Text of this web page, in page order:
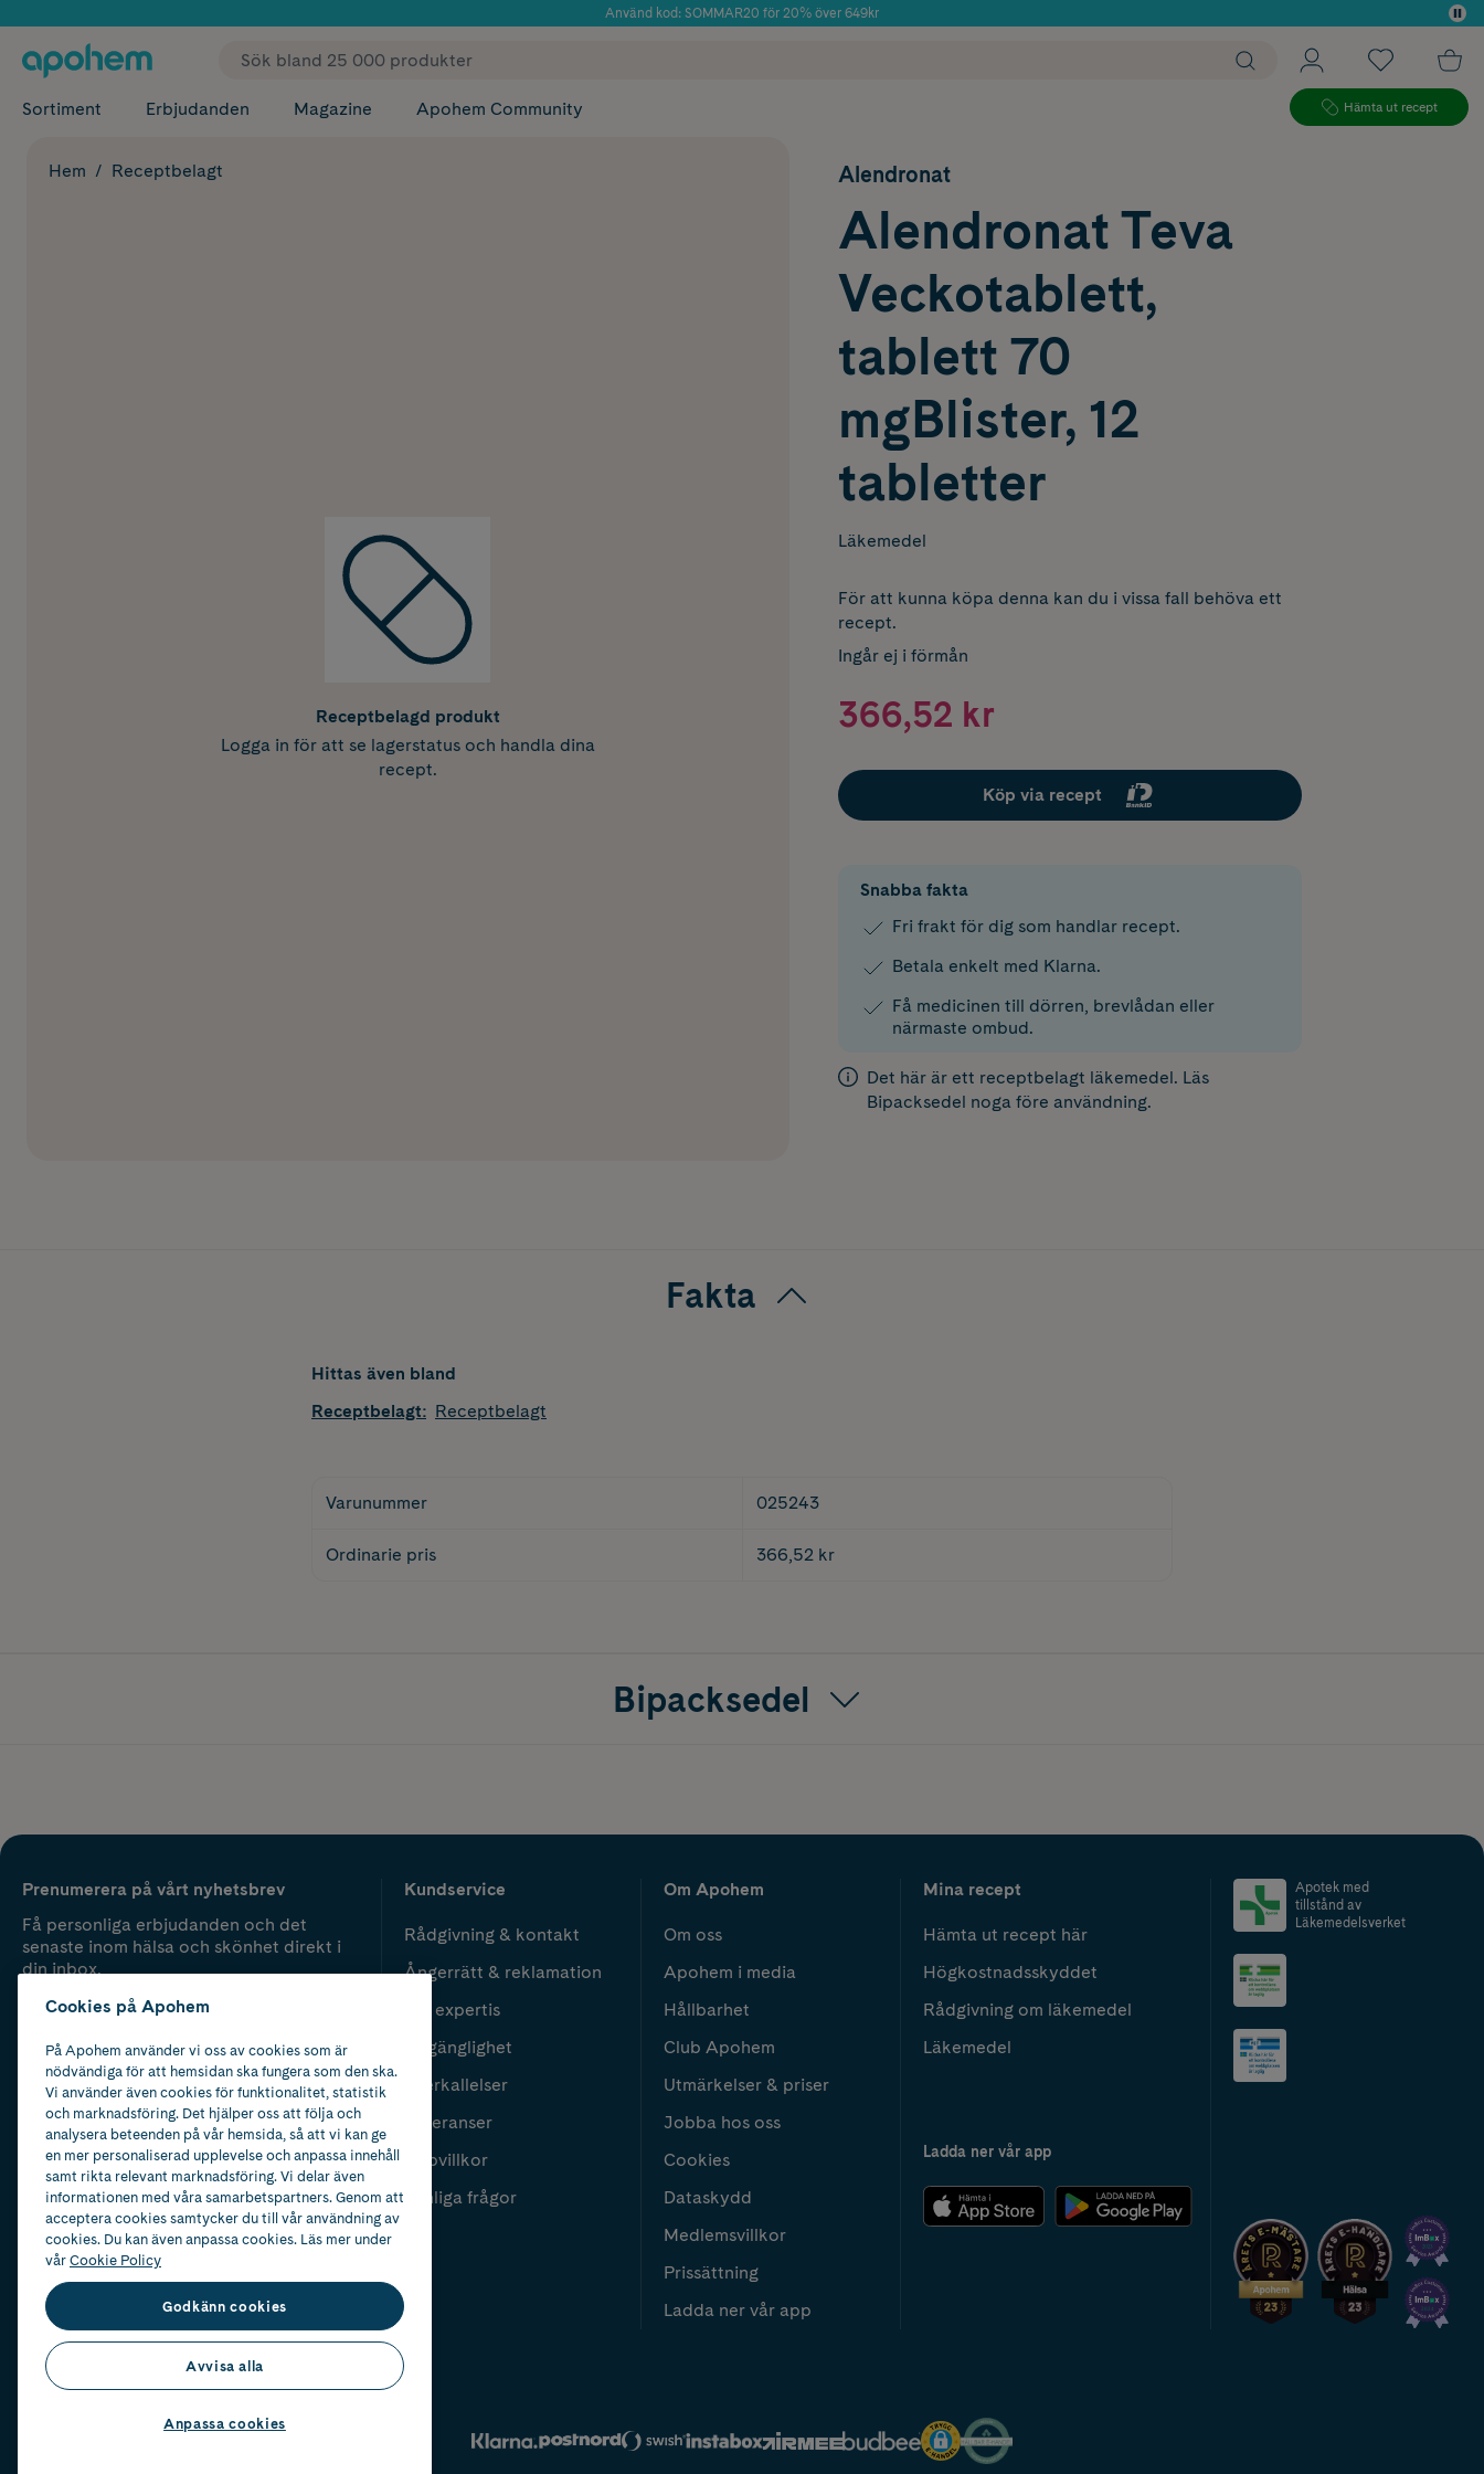
Använd kod: SOMMAR20 för 20% över 649kr
✓ Fri frakt
Sortiment Erbjudanden Magazine Apohem Community Hämta ut recept
Hem Receptbelagt
Receptbelagd produkt
Logga in för att se lagerstatus och handla dina
recept.
Alendronat
Alendronat Teva
Veckotablett,
tablett 70
mgBlister, 12
tabletter
Läkemedel
För att kunna köpa denna kan du i vissa fall behöva ett
recept.
Ingår ej i förmån
366,52 kr
Köp via recept
Snabba fakta
Fri frakt för dig som handlar recept.
Betala enkelt med Klarna.
Få medicinen till dörren, brevlådan eller
närmaste ombud.
Det här är ett receptbelagt läkemedel. Läs
Bipacksedel noga före användning.
Fakta
Hittas även bland
Receptbelagt: Receptbelagt
Varunummer 025243
Ordinarie pris 366,52 kr
Bipacksedel
Prenumerera på vårt nyhetsbrev
Få personliga erbjudanden och det
senaste inom hälsa och skönhet direkt i
din inbox.
Kundservice
Rådgivning & kontakt
Ångerrätt & reklamation
Vår expertis
Tillgänglighet
Återkallelser
Leveranser
Köpvillkor
Vanliga frågor
Om Apohem
Om oss
Apohem i media
Hållbarhet
Club Apohem
Utmärkelser & priser
Jobba hos oss
Cookies
Dataskydd
Medlemsvillkor
Prissättning
Ladda ner vår app
Mina recept
Hämta ut recept här
Högkostnadsskyddet
Rådgivning om läkemedel
Läkemedel
Ladda ner vår app
Apotek med
tillstånd av
Läkemedelsverket
2024
Cookies på Apohem
På Apohem använder vi oss av cookies som är
nödvändiga för att hemsidan ska fungera som den ska.
Vi använder även cookies för funktionalitet, statistik
och marknadsföring. Det hjälper oss att följa och
analysera beteenden på vår hemsida, så att vi kan ge
en mer personaliserad upplevelse och anpassa innehåll
samt rikta relevant marknadsföring. Vi delar även
informationen med våra samarbetspartners. Genom att
acceptera cookies samtycker du till vår användning av
cookies. Du kan även anpassa cookies. Läs mer under
vårCookie Policy
Godkänn cookies
Avvisa alla
Anpassa cookies